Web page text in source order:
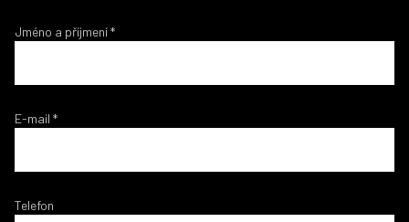
Jméno a příjmení*
E-mail *
Telefon